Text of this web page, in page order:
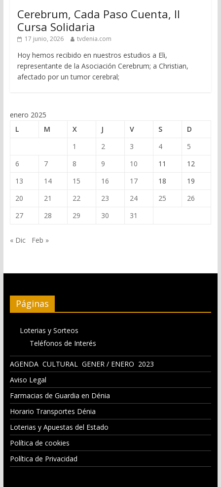
Cerebrum, Cada Paso Cuenta, II
Cursa Solidaria
17 junio, 2026 tvdenia.com
Hoy hemos recibido en nuestros estudios a Eli,
representante de la Asociación Cerebrum; a Christian,
afectado por un tumor cerebral;
enero 2025
L
M X J V S
D
1
2 3 4
5
6
7 8 9 10 11
12
13
14 15 16 17 18
19
20
21 22 23 24 25
26
27
28 29 30 31
« Dic Feb »
Páginas
Loterias y Sorteos
Teléfonos de Interés
AGENDA CULTURAL GENER / ENERO 2023
Aviso Legal
Farmacias de Guardia en Dénia
Horario Transportes Dénia
Loterias y Apuestas del Estado
Política de cookies
Política de Privacidad